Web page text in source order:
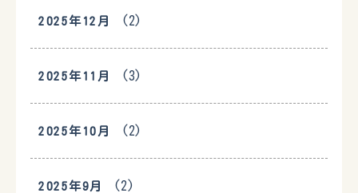
2025年12月 (2)
2025年11月 (3)
2025年10月 (2)
2025年9月 (2)